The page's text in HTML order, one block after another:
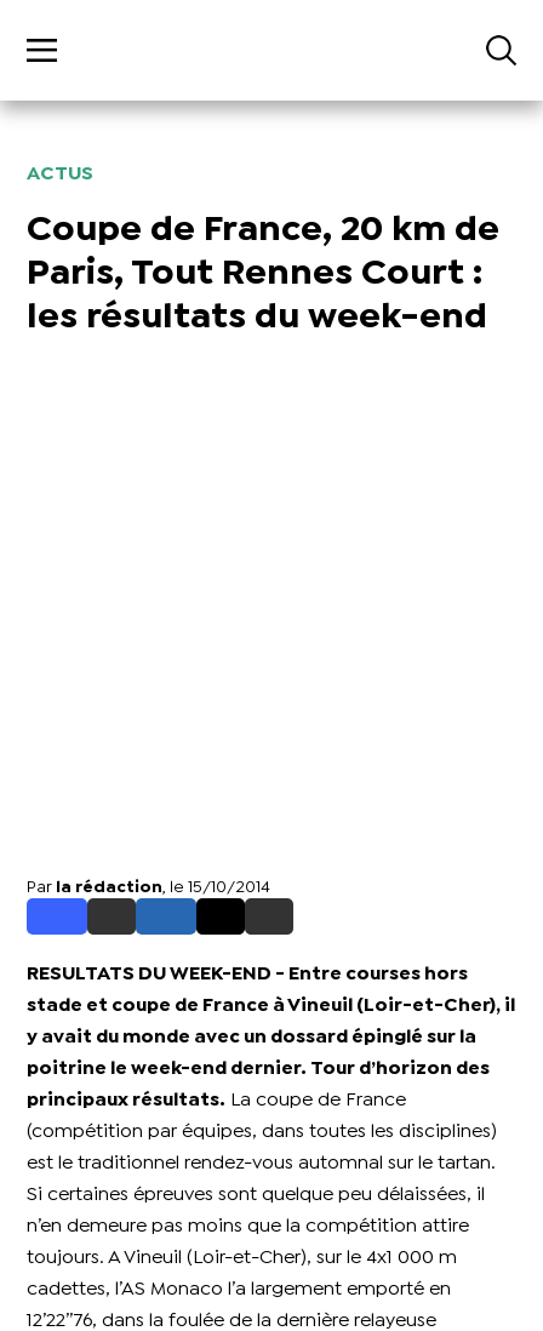
ACTUS
Coupe de France, 20 km de
Paris, Tout Rennes Court :
les résultats du week-end
Par la rédaction , le 15/10/2014
RESULTATS DU WEEK-END - Entre courses hors
stade et coupe de France à Vineuil (Loir-et-Cher), il
y avait du monde avec un dossard épinglé sur la
poitrine le week-end dernier. Tour d’horizon des
principaux résultats.
La coupe de France
(compétition par équipes, dans toutes les disciplines)
est le traditionnel rendez-vous automnal sur le tartan.
Si certaines épreuves sont quelque peu délaissées, il
n’en demeure pas moins que la compétition attire
toujours. A Vineuil (Loir-et-Cher), sur le 4x1 000 m
cadettes, l’AS Monaco l’a largement emporté en
12’22’’76, dans la foulée de la dernière relayeuse